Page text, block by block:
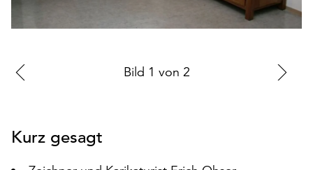
„Alle
um
alle
akzeptieren.
Sie
Bild 1 von 2
Kurz gesagt